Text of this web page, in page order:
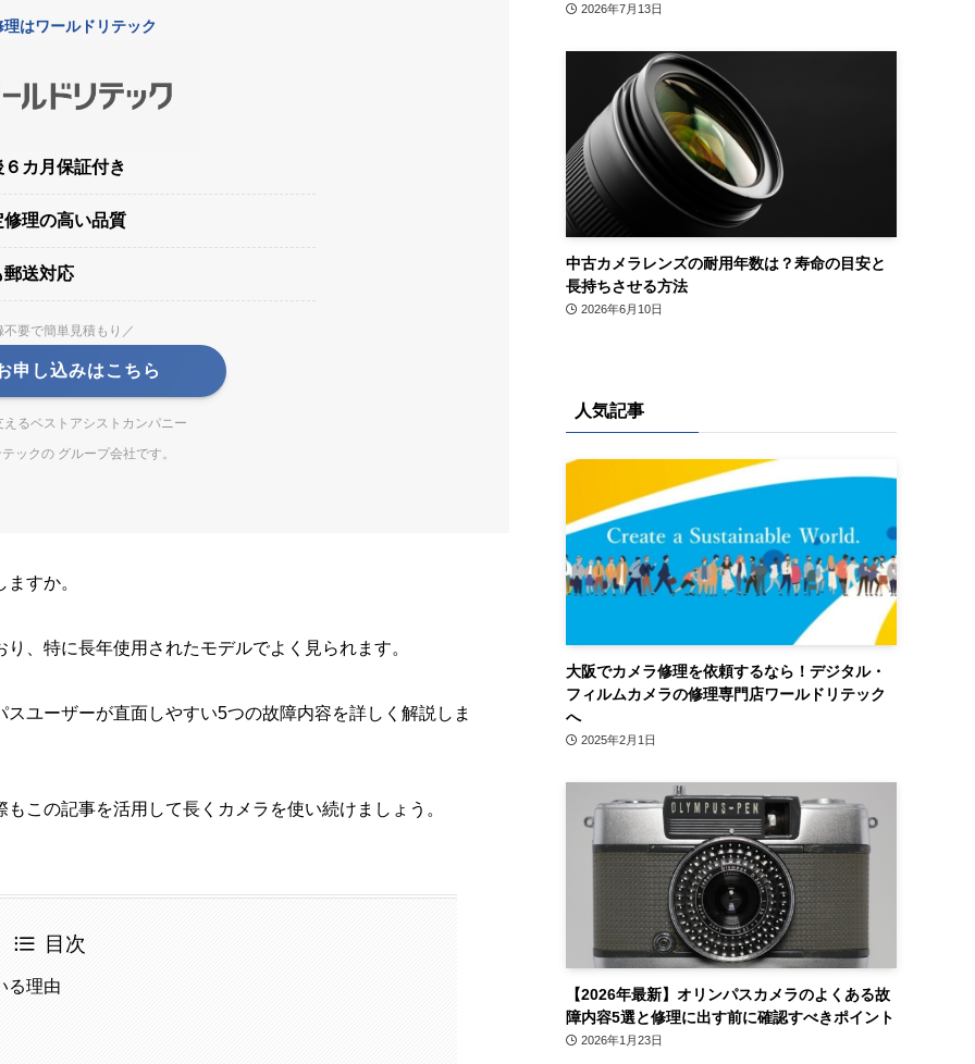
はワールドリテック
カ月保証付き
理の高い品質
送対応
不要で簡単見積もり／
申し込みはこちら
るベストアシストカンパニー
ックの グループ会社です。
すか。
、特に長年使用されたモデルでよく見られます。
ユーザーが直面しやすい5つの故障内容を詳しく解説しま
この記事を活用して長くカメラを使い続けましょう。
目次
る理由
2026年7月13日
中古カメラレンズの耐用年数は？寿命の目安と
長持ちさせる方法
2026年6月10日
人気記事
大阪でカメラ修理を依頼するなら！デジタル・
フィルムカメラの修理専門店ワールドリテック
へ
2025年2月1日
【2026年最新】オリンパスカメラのよくある故
障内容5選と修理に出す前に確認すべきポイント
2026年1月23日